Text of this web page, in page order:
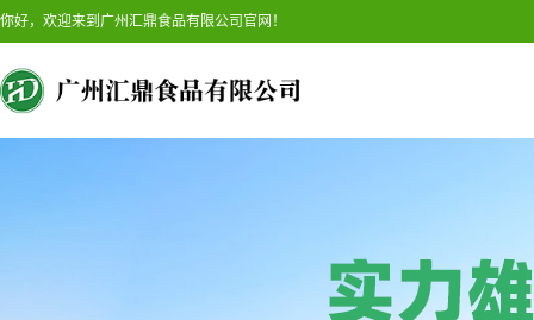
你好，欢迎来到广州汇鼎食品有限公司官网！